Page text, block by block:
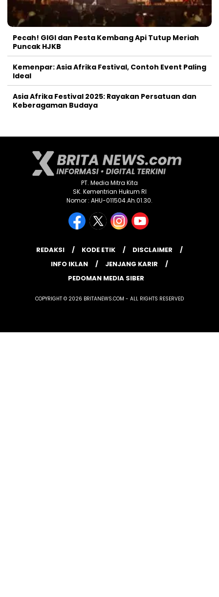
Pecah! GIGI dan Pesta Kembang Api Tutup Meriah
Puncak HJKB
Kemenpar: Asia Afrika Festival, Contoh Event Paling
Ideal
Asia Afrika Festival 2025: Rayakan Persatuan dan
Keberagaman Budaya
PT. Media Mitra Kita
SK. Kementrian Hukum RI
Nomor : AHU-011504.Ah.01.30.
REDAKSI KODE ETIK
DISCLAIMER
INFO IKLAN
JENJANG KARIR
PEDOMAN MEDIA SIBER
COPYRIGHT © 2026 BRITANEWS.COM - ALL RIGHTS RESERVED